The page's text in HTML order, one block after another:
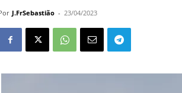
J.FrSebastião - 23/04/2023